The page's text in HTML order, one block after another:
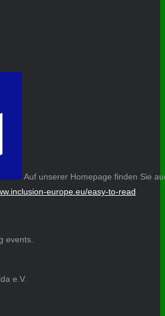
Auf unserer Homepage finden Sie
europe.eu/easy-to-read
events.
e.V.